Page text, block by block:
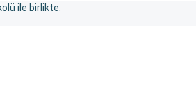
ile birlikte.